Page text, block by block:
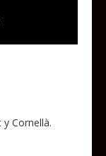
Cornellà.